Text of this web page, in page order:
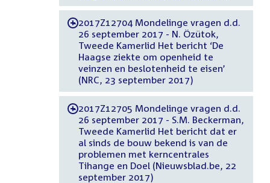
-2017Z12704 Mondelinge vragen d.d.
26 september 2017 - N. Özütok,
Tweede Kamerlid Het bericht ‘De
Haagse ziekte om openheid te
veinzen en beslotenheid te eisen’
(NRC, 23 september 2017)
-2017Z12705 Mondelinge vragen d.d.
26 september 2017 - S.M. Beckerman,
Tweede Kamerlid Het bericht dat er
al sinds de bouw bekend is van de
problemen met kerncentrales
Tihange en Doel (Nieuwsblad.be, 22
september 2017)